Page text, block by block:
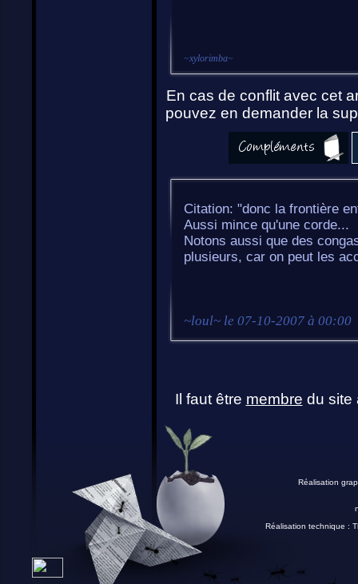
~xylorimba~
En cas de conflit avec cet
pouvez en demander la
Citation: "donc la frontière
Aussi mince qu'une corde...
Notons aussi que des
plusieurs, car on peut les
~loul~ le 07-10-2007 à 00:00
Il faut être membre du site
Réalisation
Réalisation technique :